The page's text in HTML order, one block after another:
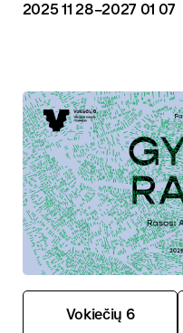
2025 11 28–2027 01 07
Vokiečių 6